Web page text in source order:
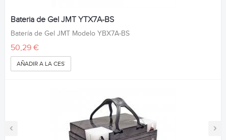
‹ ›
Bateria de Gel JMT YTX7A-BS
Batería de Gel JMT Modelo YBX7A-BS
50,29 €
AÑADIR A LA CESTA